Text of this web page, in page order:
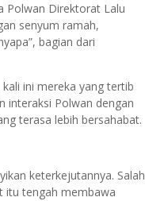
Polwan Direktorat Lalu
senyum ramah,
bagian dari
ini mereka yang tertib
interaksi Polwan dengan
terasa lebih bersahabat.
keterkejutannya. Salah
itu tengah membawa